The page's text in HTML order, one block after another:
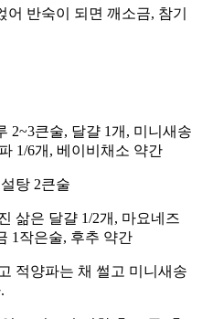
반숙이 되면 깨소금, 참기
2~3큰술, 달걀 1개, 미니새송
1/6개, 베이비채소 약간
탕 2큰술
삶은 달걀 1/2개, 마요네즈
1작은술, 후추 약간
적양파는 채 썰고 미니새송